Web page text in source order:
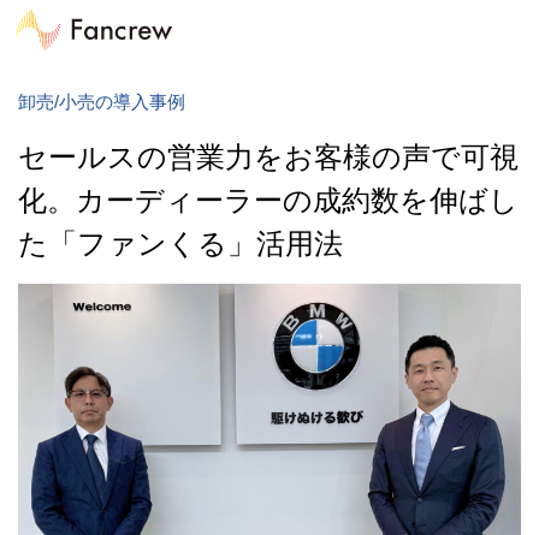
卸売/小売の導入事例
セールスの営業力をお客様の声で可視
化。カーディーラーの成約数を伸ばし
た「ファンくる」活用法